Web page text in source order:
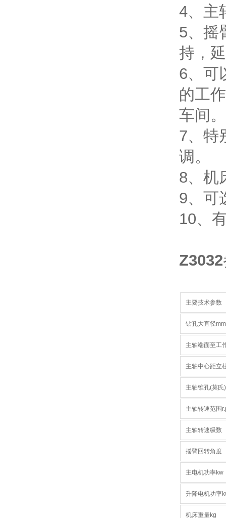
4、主
5、摇
持，
6、可
的工
车间。
7、特
调。
8、机
9、可
10、
Z3032
主要技术参数
钻孔大直径mm
主轴端面至工
主轴中心距立
主轴锥孔(莫氏)
主轴转速范围
主轴转速级数
摇臂回转角度
主电机功率kw
升降电机功率
机床重量kg